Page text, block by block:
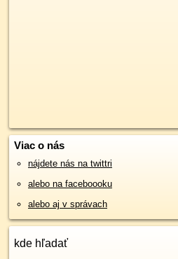
Viac o nás
nájdete nás na twittri
alebo na faceboooku
alebo aj v správach
kde hľadať